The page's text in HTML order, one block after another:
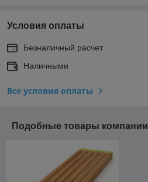
Условия оплаты
Безналичный расчет
Наличными
Все условия оплаты
Подобные товары компании